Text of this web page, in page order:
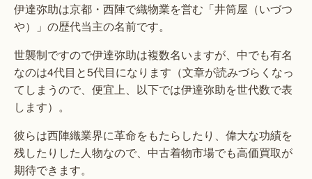
伊達弥助は京都・西陣で織物業を営む「井筒屋（いづつ
や）」の歴代当主の名前です。
世襲制ですので伊達弥助は複数名いますが、中でも有名
なのは4代目と5代目になります（文章が読みづらくなっ
てしまうので、便宜上、以下では伊達弥助を世代数で表
します）。
彼らは西陣織業界に革命をもたらしたり、偉大な功績を
残したりした人物なので、中古着物市場でも高価買取が
期待できます。